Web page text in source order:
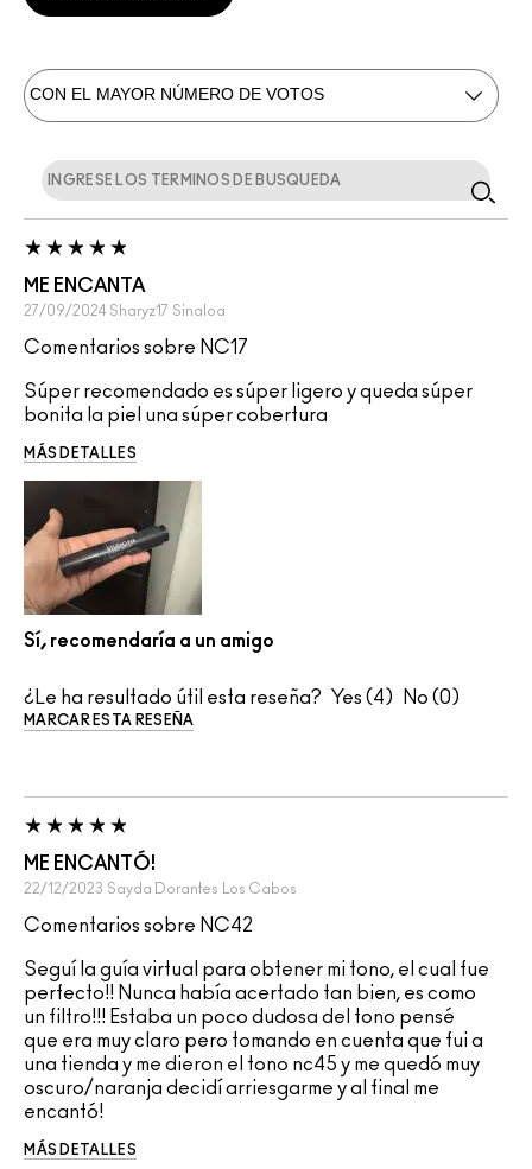
ME ENCANTA
27/09/2024 Sharyz17 Sinaloa
Comentarios sobre NC17
Súper recomendado es súper ligero y queda súper
bonita la piel una súper cobertura
MÁS DETALLES
Sí, recomendaría a un amigo
¿Le ha resultado útil esta reseña? 4 0
MARCAR ESTA RESEÑA
ME ENCANTÓ!
22/12/2023 Sayda Dorantes Los Cabos
Comentarios sobre NC42
Seguí la guía virtual para obtener mi tono, el cual fue
perfecto!! Nunca había acertado tan bien, es como
un filtro!!! Estaba un poco dudosa del tono pensé
que era muy claro pero tomando en cuenta que fui a
una tienda y me dieron el tono nc45 y me quedó muy
oscuro/naranja decidí arriesgarme y al final me
encantó!
MÁS DETALLES